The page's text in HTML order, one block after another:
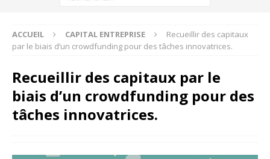
ACCUEIL CAPITAL ENTREPRISE
Recueillir des capitaux
par le biais d’un crowdfunding pour des tâches innovatrices.
Recueillir des capitaux par le
biais d’un crowdfunding pour des
tâches innovatrices.